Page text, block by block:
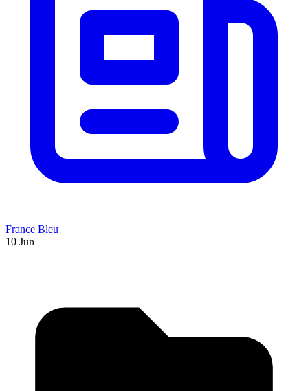
France Bleu
10 Jun